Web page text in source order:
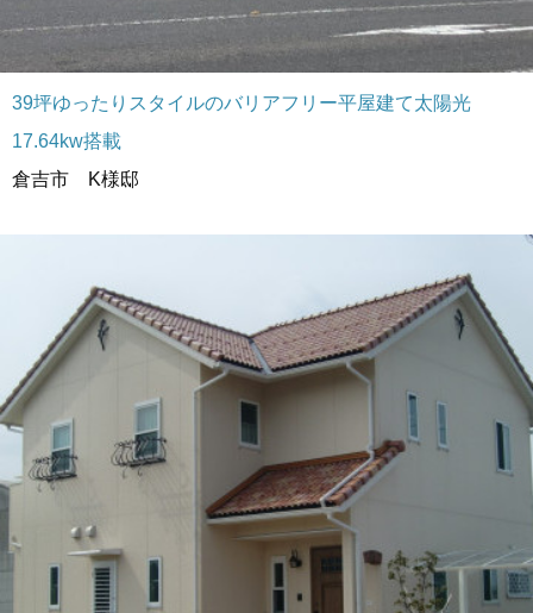
39坪ゆったりスタイルのバリアフリー平屋建て太陽光
17.64kw搭載
倉吉市 K様邸